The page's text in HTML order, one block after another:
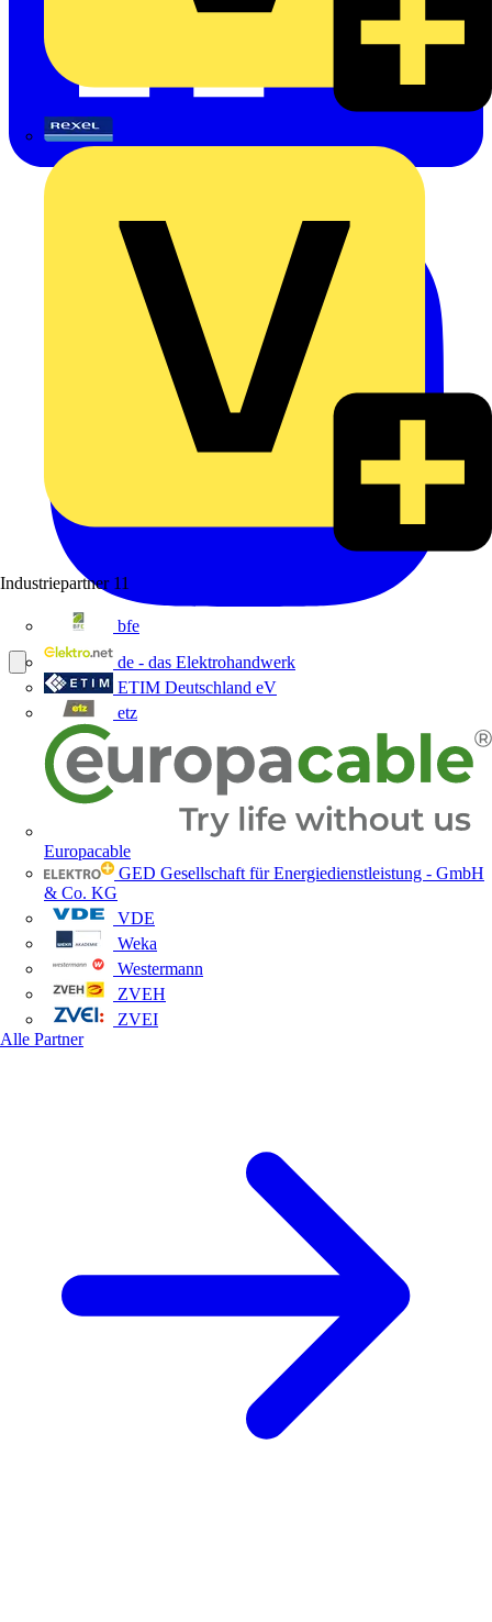
Industriepartner 11
bfe
de - das Elektrohandwerk
ETIM Deutschland eV
etz
Europacable
GED Gesellschaft für Energiedienstleistung - GmbH
& Co. KG
VDE
Weka
Westermann
ZVEH
ZVEI
Alle Partner